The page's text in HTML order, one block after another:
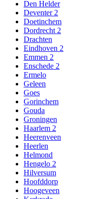
Den Helder
Deventer 2
Doetinchem
Dordrecht 2
Drachten
Eindhoven 2
Emmen 2
Enschede 2
Ermelo
Geleen
Goes
Gorinchem
Gouda
Groningen
Haarlem 2
Heerenveen
Heerlen
Helmond
Hengelo 2
Hilversum
Hoofddorp
Hoogeveen